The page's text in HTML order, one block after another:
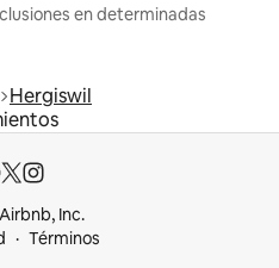
en determinadas
Hergiswil
Inc.
Términos